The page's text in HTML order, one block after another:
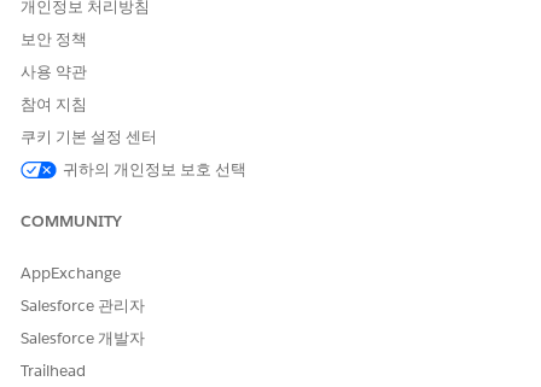
개선을 위한 의견을 보내주세요.
예
개인정보 처리방침
보안 정책
사용 약관
참여 지침
쿠키 기본 설정 센터
귀하의 개인정보 보호 선택
COMMUNITY
AppExchange
Salesforce 관리자
Salesforce 개발자
Trailhead